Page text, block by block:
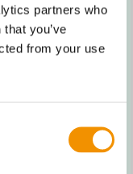
partners who
you’ve
from your use